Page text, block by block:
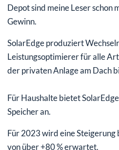
Depot sind meine Leser schon
Gewinn.
SolarEdge produziert
Leistungsoptimierer für alle
der privaten Anlage am Dach
Für Haushalte bietet
Speicher an.
Für 2023 wird eine
von über +80 % erwartet.